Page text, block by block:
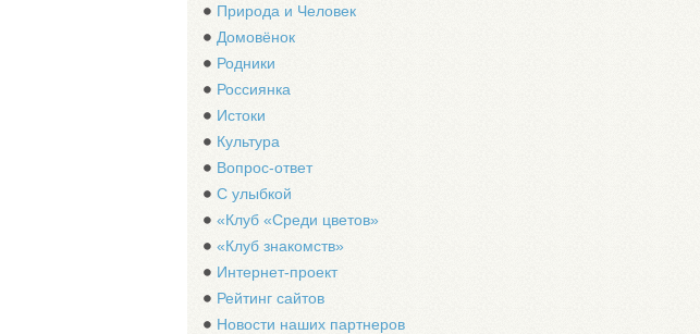
Природа и Человек
Домовёнок
Родники
Россиянка
Истоки
Культура
Вопрос-ответ
С улыбкой
«Клуб «Среди цветов»
«Клуб знакомств»
Интернет-проект
Рейтинг сайтов
Новости наших партнеров